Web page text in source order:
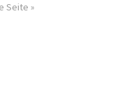
Seite »